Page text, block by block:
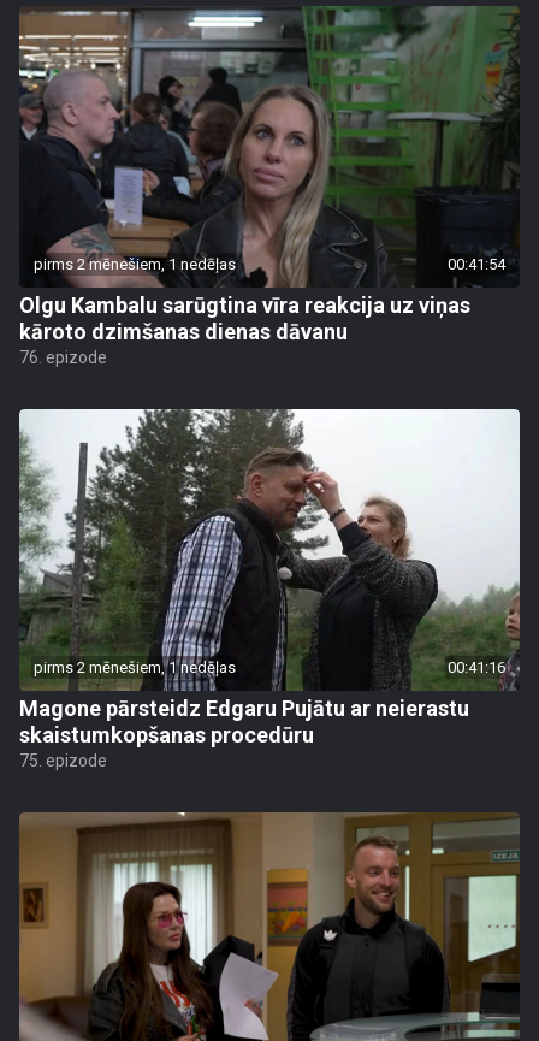
pirms 2 mēnešiem, 1 nedēļas 00:41:54
Olgu Kambalu sarūgtina vīra reakcija uz viņas
kāroto dzimšanas dienas dāvanu
76. epizode
pirms 2 mēnešiem, 1 nedēļas 00:41:16
Magone pārsteidz Edgaru Pujātu ar neierastu
skaistumkopšanas procedūru
75. epizode